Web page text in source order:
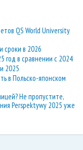
QS World University
сроки в 2026
год в сравнении с 2024
2025
в Польско-японском
Не пропустите,
Perspektywy 2025 уже